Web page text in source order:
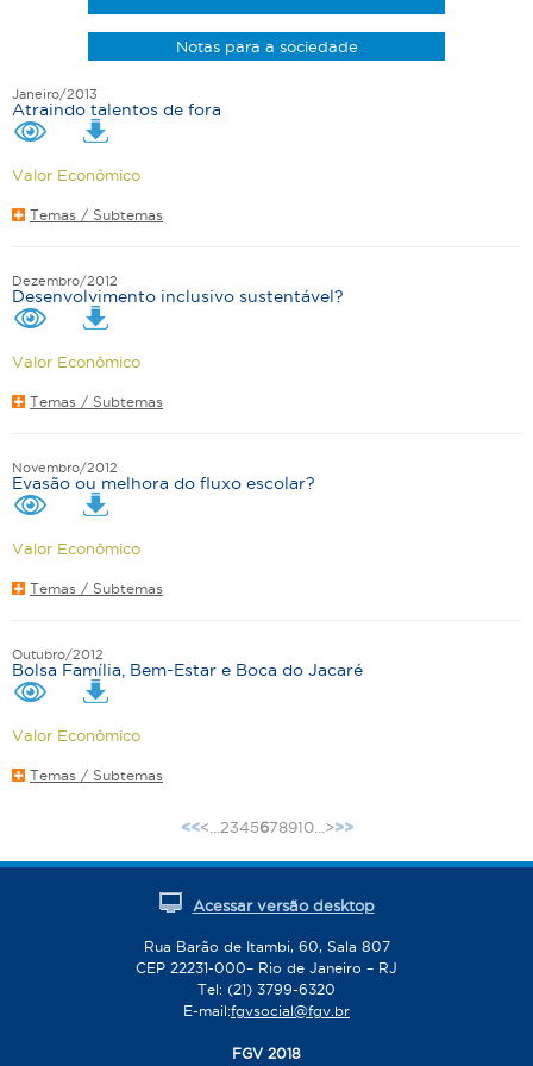
Notas para a sociedade
Janeiro/2013
Atraindo talentos de fora
Valor Econômico
Temas / Subtemas
Dezembro/2012
Desenvolvimento inclusivo sustentável?
Valor Econômico
Temas / Subtemas
Novembro/2012
Evasão ou melhora do fluxo escolar?
Valor Econômico
Temas / Subtemas
Outubro/2012
Bolsa Família, Bem-Estar e Boca do Jacaré
Valor Econômico
Temas / Subtemas
á
<<< 2345678910… >>>
Acessar versão desktop
Rua Barão de Itambi, 60, Sala 807
CEP 22231-000– Rio de Janeiro – RJ
Tel: (21) 3799-6320
E-mail:fgvsocial@fgv.br
FGV 2018